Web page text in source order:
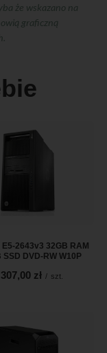
że wskazano na
graficzną
E5-2643v3 32GB RAM
SSD DVD-RW W10P
zł / szt.